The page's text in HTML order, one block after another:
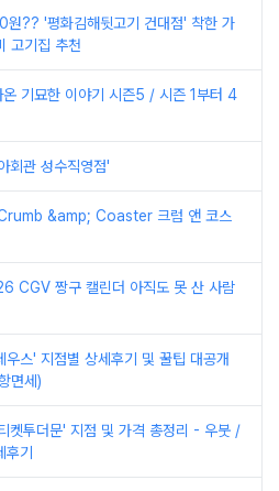
?? '평화김해뒷고기 건대점' 착한 가
고기집 추천
기묘한 이야기 시즌5 / 시즌 1부터 4
회관 성수직영점'
&amp; Coaster 크럼 앤 코스
CGV 짱구 캘린더 아직도 못 산 사람
스' 지점별 상세후기 및 꿀팁 대공개
면세)
켓투더문' 지점 및 가격 총정리 - 우붓 /
기